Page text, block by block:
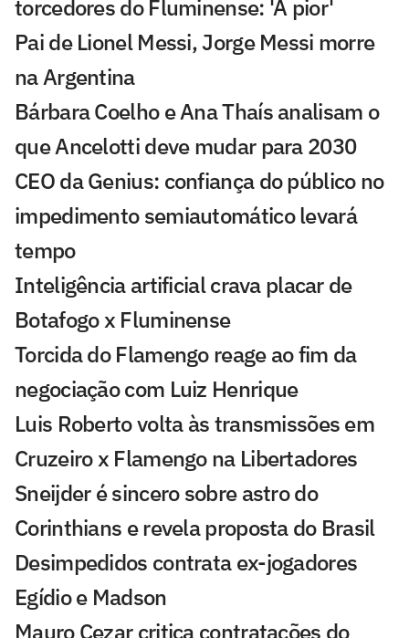
torcedores do Fluminense: 'A pior'
Pai de Lionel Messi, Jorge Messi morre
na Argentina
Bárbara Coelho e Ana Thaís analisam o
que Ancelotti deve mudar para 2030
CEO da Genius: confiança do público no
impedimento semiautomático levará
tempo
Inteligência artificial crava placar de
Botafogo x Fluminense
Torcida do Flamengo reage ao fim da
negociação com Luiz Henrique
Luis Roberto volta às transmissões em
Cruzeiro x Flamengo na Libertadores
Sneijder é sincero sobre astro do
Corinthians e revela proposta do Brasil
Desimpedidos contrata ex-jogadores
Egídio e Madson
Mauro Cezar critica contratações do